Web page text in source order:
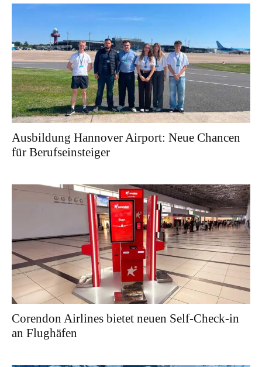
Ausbildung Hannover Airport: Neue Chancen
für Berufseinsteiger
Corendon Airlines bietet neuen Self-Check-in
an Flughäfen